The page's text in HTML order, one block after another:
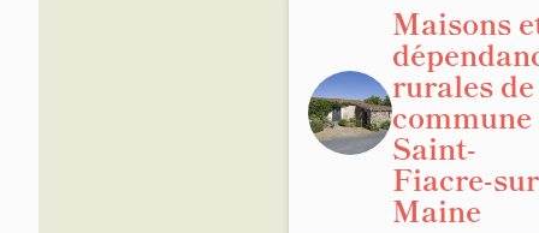
Maisons
rurales
commune
Saint-
Fiacre-
Maine